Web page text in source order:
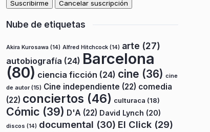
Nube de etiquetas
Akira Kurosawa (14) Alfred Hitchcock (14) arte (27)
autobiografía (24) Barcelona
(80) ciencia ficción (24) cine (36) cine
de autor(15) Cine independiente (22) comedia
(22) conciertos (46) culturaca (18)
Cómic (39) D'A (22) David Lynch (20)
discos (14) documental (30) El Click (29)